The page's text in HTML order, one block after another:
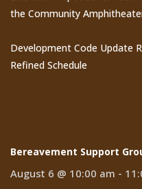
the Community
Development Code Update
Refined Schedule
Bereavement Support
August 6 @ 10:00 am -